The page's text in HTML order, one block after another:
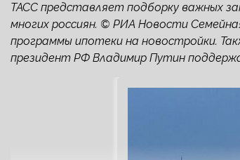
ТАСС представляет подборку важных
многих россиян. © РИА Новости
программы ипотеки на новостройки.
президент РФ Владимир Путин